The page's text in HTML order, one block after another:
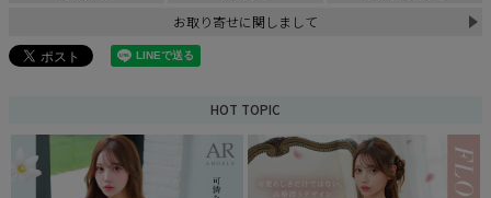
お取り寄せに関しまして
HOT TOPIC